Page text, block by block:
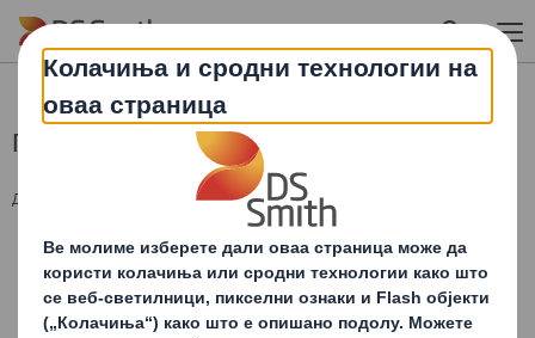
Skip to main content
Годишно собрание на акционери 2018
ДОКУМЕНТИ :
Јавен повик за Годишно Собрание 2018.pdf
Предлог одлуки Годишно Собрание 2018.pdf
Донесени одлуки на Собрание 2018 (1).pdf